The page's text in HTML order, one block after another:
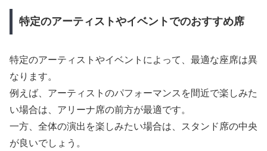
特定のアーティストやイベントでのおすすめ席
特定のアーティストやイベントによって、最適な座席は異
なります。
例えば、アーティストのパフォーマンスを間近で楽しみた
い場合は、アリーナ席の前方が最適です。
一方、全体の演出を楽しみたい場合は、スタンド席の中央
が良いでしょう。